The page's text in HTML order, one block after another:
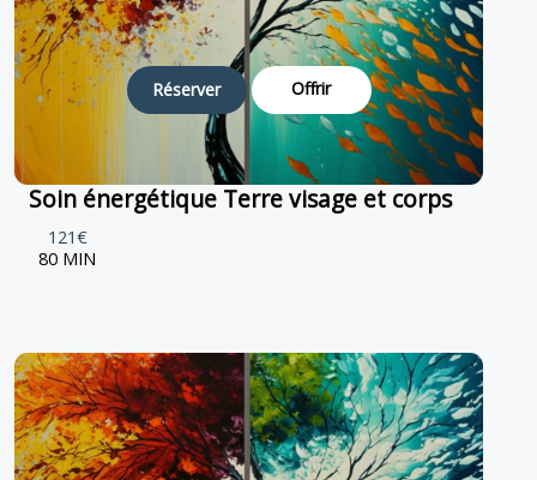
Réserver Offrir
Soin énergétique Terre visage et corps
121€
80 MIN